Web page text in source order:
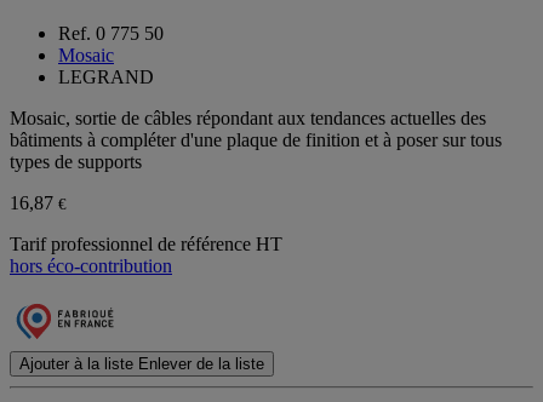
Ref. 0 775 50
Mosaic
LEGRAND
Mosaic, sortie de câbles répondant aux tendances actuelles des
bâtiments à compléter d'une plaque de finition et à poser sur tous
types de supports
16,87 €
Tarif professionnel de référence HT
hors éco-contribution
Ajouter à la liste Enlever de la liste